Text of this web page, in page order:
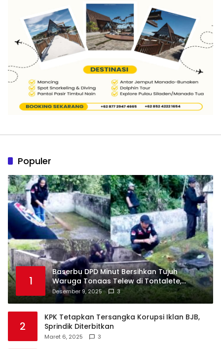
Populer
1
Baserbu DPD Minut Bersihkan Tujuh
Waruga Tonaas Telew di Tontalete,
Agenda Rutin Pelestarian Jejak Leluhur
Minahasa
Desember 9, 2025 3
2
KPK Tetapkan Tersangka Korupsi Iklan BJB,
Sprindik Diterbitkan
Maret 6, 2025 3